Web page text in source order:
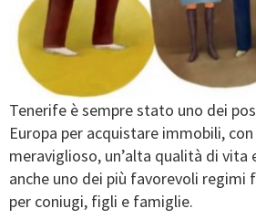
Tenerife è sempre stato uno dei
Europa per acquistare immobili,
meraviglioso, un’alta qualità di vita
anche uno dei più favorevoli regimi
per coniugi, figli e famiglie.